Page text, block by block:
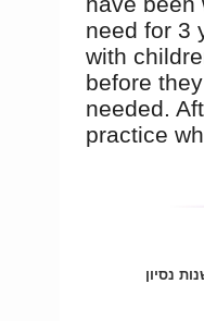
need for 3
with
before
needed.
practice